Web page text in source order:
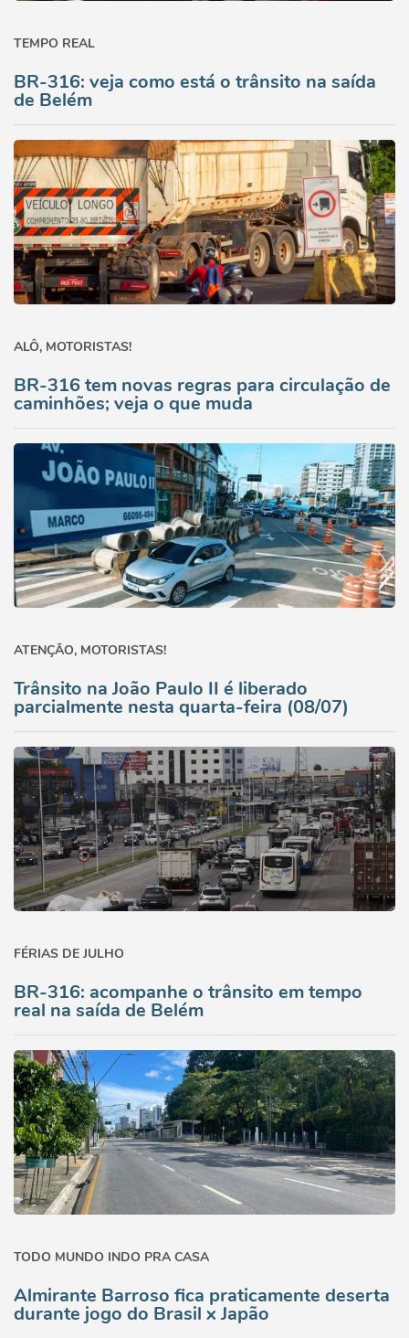
TEMPO REAL
BR-316: veja como está o trânsito na saída
de Belém
ALÔ, MOTORISTAS!
BR-316 tem novas regras para circulação de
caminhões; veja o que muda
ATENÇÃO, MOTORISTAS!
Trânsito na João Paulo II é liberado
parcialmente nesta quarta-feira (08/07)
FÉRIAS DE JULHO
BR-316: acompanhe o trânsito em tempo
real na saída de Belém
TODO MUNDO INDO PRA CASA
Almirante Barroso fica praticamente deserta
durante jogo do Brasil x Japão